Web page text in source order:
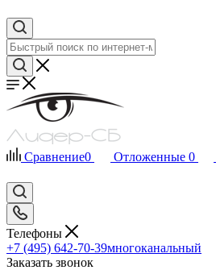
Сравнение0 Отложенные 0
Телефоны
+7 (495) 642-70-39многоканальный
Заказать звонок